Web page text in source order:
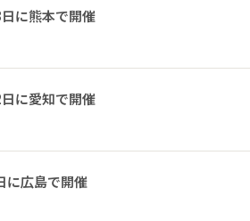
に熊本で開催
に愛知で開催
広島で開催